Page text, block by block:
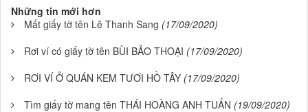
Những tin mới hơn
Mất giấy tờ tên Lê Thanh Sang (17/09/2020)
Rơi ví có giấy tờ tên BÙI BẢO THOẠI (17/09/2020)
RƠI VÍ Ở QUÁN KEM TƯƠI HỒ TÂY (17/09/2020)
Tìm giấy tờ mang tên THÁI HOÀNG ANH TUẤN (19/09/2020)